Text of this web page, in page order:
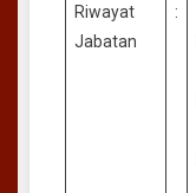
Riwayat
Jabatan
: